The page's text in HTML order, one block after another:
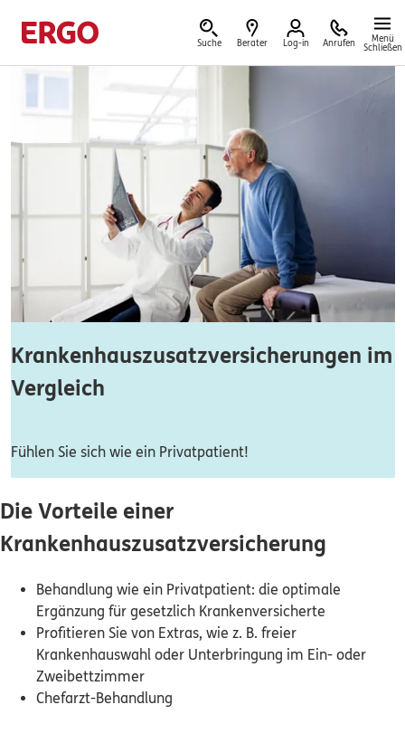
Suche Berater Log-in Anrufen
Menü
Schließen
Versicherungen & Finanzen
Reform der privaten Altersvorsorge
Jetzt Förderung selbst berechnen.
Jetzt informieren
Nicht sicher, was Sie benötigen?
Service
Meine Versicherungen
Sehen Sie auf einen Blick Ihre Versicherungen bei ERGO,
dem ERGO Rechtsschutz und der DKV.
Krankenhauszusatzversicherungen im
Vergleich
Fühlen Sie sich wie ein Privatpatient!
Die Vorteile einer
Krankenhauszusatzversicherung
Behandlung wie ein Privatpatient: die optimale
Ergänzung für gesetzlich Krankenversicherte
Profitieren Sie von Extras, wie z. B. freier
Krankenhauswahl oder Unterbringung im Ein- oder
Zweibettzimmer
Chefarzt-Behandlung